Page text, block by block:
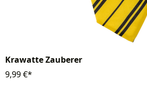
Krawatte Zauberer
9,99 €*